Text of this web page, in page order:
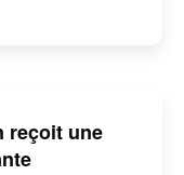
reçoit une